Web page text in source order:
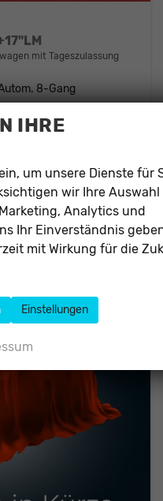
mit Tageszulassung
8-Gang
km
Details
IHRE
um unsere Dienste für
wir Ihre Auswahl
Analytics und
Ihr Einverständnis
mit Wirkung für die
Einstellungen